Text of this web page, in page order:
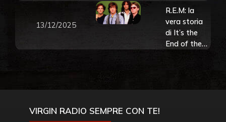
Simpson con
una “nuova”
versione di
Everybody
Hurts.
13/12/2025
R.E.M: la
vera storia
di It’s the
End of the
Fine)
VIRGIN RADIO SEMPRE CON TE!